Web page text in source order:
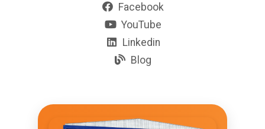
Facebook
YouTube
Linkedin
Blog